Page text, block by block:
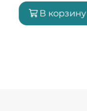
В корзину